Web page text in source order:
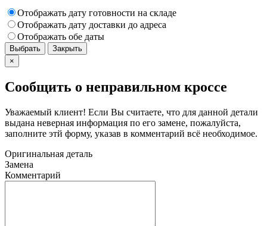
Отображать дату готовности на складе
Отображать дату доставки до адреса
Отображать обе даты
Выбрать
Закрыть
×
Сообщить о неправильном кроссе
Уважаемый клиент! Если Вы считаете, что для данной детали
выдана неверная информация по его замене, пожалуйста,
заполните этй форму, указав в комментарий всё необходимое.
Оригинальная деталь
Замена
Комментарий